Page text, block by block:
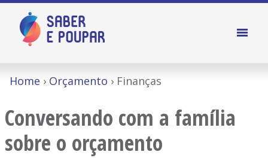
Home Orçamento Finanças
Conversando com a família
sobre o orçamento